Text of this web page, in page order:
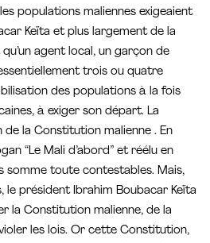
populations maliennes exigeaient
Keïta et plus largement de la
agent local, un garçon de
trois ou quatre
des populations à la fois
à exiger son départ. La
de la Constitution malienne . En
“Le Mali d’abord” et réélu en
somme toute contestables. Mais,
le président Ibrahim Boubacar Keïta
la Constitution malienne, de la
les lois. Or cette Constitution,